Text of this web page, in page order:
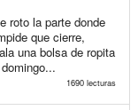
roto la parte donde
que cierre,
una bolsa de ropita
1690 lecturas